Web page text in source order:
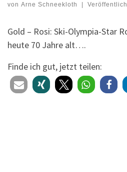
von Arne Schneekloth |
Gold – Rosi: Ski-Olympia-Star
heute 70 Jahre alt….
Finde ich gut, jetzt teilen: